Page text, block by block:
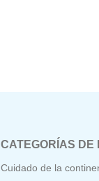
CATEGORÍAS DE
Cuidado de la